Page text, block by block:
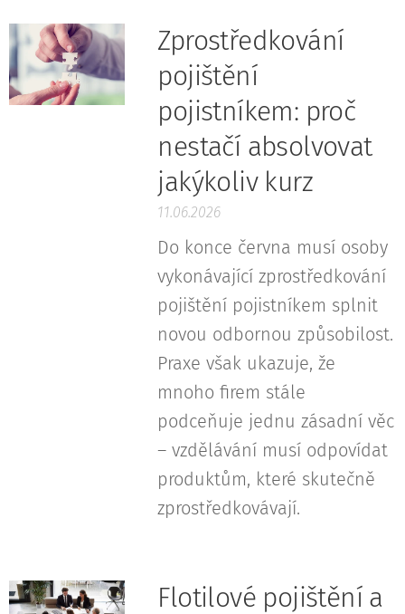
Zprostředkování
pojištění
pojistníkem: proč
nestačí absolvovat
jakýkoliv kurz
11.06.2026
Do konce června musí osoby
vykonávající zprostředkování
pojištění pojistníkem splnit
novou odbornou způsobilost.
Praxe však ukazuje, že
mnoho firem stále
podceňuje jednu zásadní věc
– vzdělávání musí odpovídat
produktům, které skutečně
zprostředkovávají.
Flotilové pojištění a